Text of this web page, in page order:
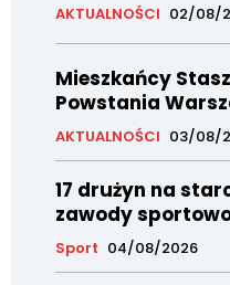
AKTUALNOŚCI 02/08/
Mieszkańcy
Powstania
AKTUALNOŚCI 03/08/
17 drużyn na
zawody
Sport 04/08/2026